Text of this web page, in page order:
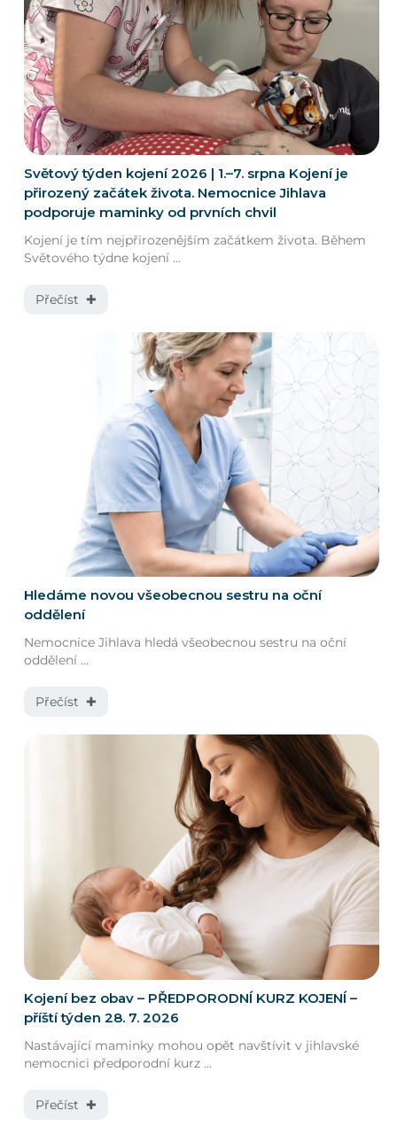
Světový týden kojení 2026 | 1.–7. srpna Kojení je
přirozený začátek života. Nemocnice Jihlava
podporuje maminky od prvních chvil
Kojení je tím nejpřirozenějším začátkem života. Během
Světového týdne kojení ...
Přečíst ✚
Hledáme novou všeobecnou sestru na oční
oddělení
Nemocnice Jihlava hledá všeobecnou sestru na oční
oddělení ...
Přečíst ✚
Kojení bez obav – PŘEDPORODNÍ KURZ KOJENÍ –
příští týden 28. 7. 2026
Nastávající maminky mohou opět navštívit v jihlavské
nemocnici předporodní kurz ...
Přečíst ✚